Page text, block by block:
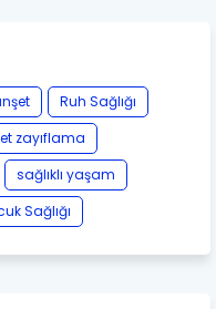
Ruh Sağlığı
zayıflama
sağlıklı yaşam
Sağlığı